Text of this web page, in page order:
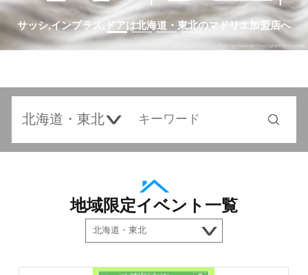
サッシ,インプラス,ドアは北海道・東北のマドリエ加盟店へ
地域限定イベント一覧